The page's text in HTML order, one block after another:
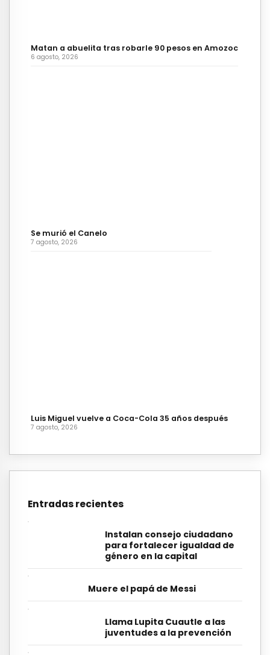
Matan a abuelita tras robarle 90 pesos en Amozoc
6 agosto, 2026
Se murió el Canelo
7 agosto, 2026
Luis Miguel vuelve a Coca-Cola 35 años después
7 agosto, 2026
Entradas recientes
Instalan consejo ciudadano
para fortalecer igualdad de
género en la capital
Muere el papá de Messi
Llama Lupita Cuautle a las
juventudes a la prevención